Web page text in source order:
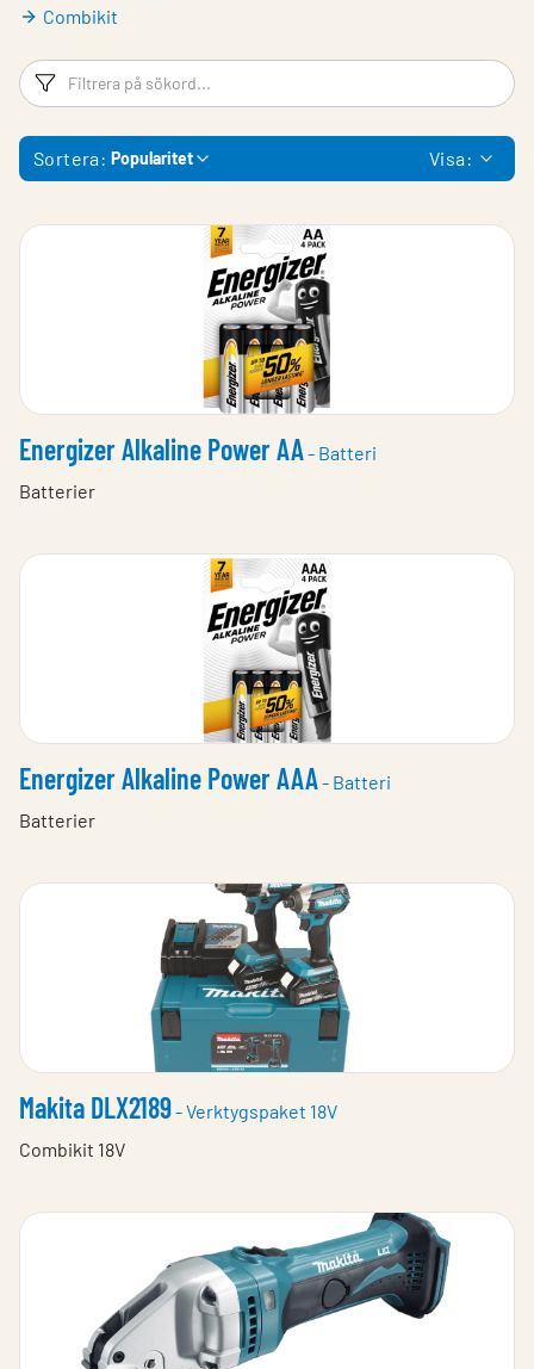
Combikit
Filtreringsord
Sortera: Popularitet Visa:
Energizer Alkaline Power AA- Batteri
Batterier
Energizer Alkaline Power AAA- Batteri
Batterier
Makita DLX2189- Verktygspaket 18V
Combikit 18V